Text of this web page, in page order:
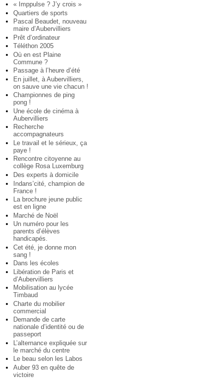
« Imppulse ? J’y crois »
Quartiers de sports
Pascal Beaudet, nouveau
maire d’Aubervilliers
Prêt d’ordinateur
Téléthon 2005
Où en est Plaine
Commune ?
Passage à l’heure d’été
En juillet, à Aubervilliers,
on sauve une vie chacun !
Championnes de ping
pong !
Une école de cinéma à
Aubervilliers
Recherche
accompagnateurs
Le travail et le sérieux, ça
paye !
Rencontre citoyenne au
collège Rosa Luxemburg
Des experts à domicile
Indans’cité, champion de
France !
La brochure jeune public
est en ligne
Marché de Noël
Un numéro pour les
parents d’élèves
handicapés.
Cet été, je donne mon
sang !
Dans les écoles
Libération de Paris et
d’Aubervilliers
Mobilisation au lycée
Timbaud
Charte du mobilier
commercial
Demande de carte
nationale d’identité ou de
passeport
L’alternance expliquée sur
le marché du centre
Le beau selon les Labos
Auber 93 en quête de
victoire